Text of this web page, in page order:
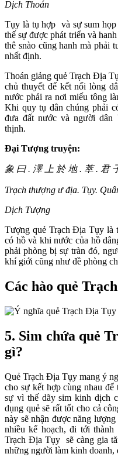
Dịch Thoán
Tụy là tụ hợp và sự sum
thế sự được phát triển và
thê snào cũng hanh mà phải
nhất định.
Thoán giảng quẻ Trạch Địa
chủ thuyết để kết nối lòng
nước phải ra nơi miếu tông
Khi quy tụ dân chúng phải
đưa đất nước và người dân
thịnh.
Đại Tượng truyện:
象 曰 . 澤 上 於 地 . 萃 . 君
Trạch thượng ư địa. Tụy.
Dịch Tượng
Tượng quẻ Trạch Địa Tụy
có hồ và khi nước của hồ
phải phòng bị sự tràn đó,
khí giới cũng như đề phòng
Các hào quẻ
5. Sim chứa quẻ
gì?
Quẻ Trạch Địa Tụy mang ý
cho sự kết hợp cùng nhau để
sự vì thế dãy sim kinh dịch
dụng quẻ sẽ rất tốt cho cả
này sẽ nhận được năng
nhiều kế hoạch, đi tới
Trạch Địa Tụy sẽ càng gia
những người làm kinh doanh,